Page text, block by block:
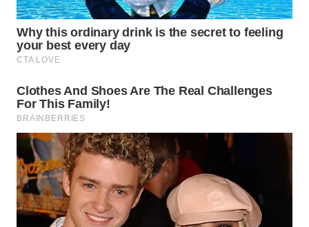
SURABAYA
WN
NATUNA
WN
BINTAN
WN
MANDALIKA
WN
LIKUPANG